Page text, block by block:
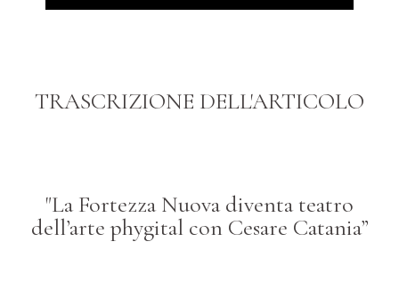
TRASCRIZIONE DELL'ARTICOLO
"La Fortezza Nuova diventa teatro
dell’arte phygital con Cesare Catania”